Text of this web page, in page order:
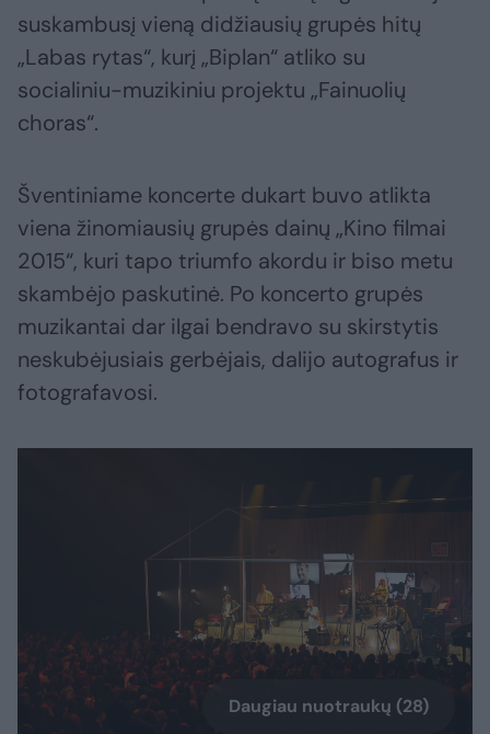
suskambusį vieną didžiausių grupės hitų
„Labas rytas“, kurį „Biplan“ atliko su
socialiniu-muzikiniu projektu „Fainuolių
choras“.
Šventiniame koncerte dukart buvo atlikta
viena žinomiausių grupės dainų „Kino filmai
2015“, kuri tapo triumfo akordu ir biso metu
skambėjo paskutinė. Po koncerto grupės
muzikantai dar ilgai bendravo su skirstytis
neskubėjusiais gerbėjais, dalijo autografus ir
fotografavosi.
Daugiau nuotraukų (28)